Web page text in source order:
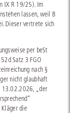
IX R 19/25). Im
lassen, weil B
Dieser vertrete sich
per beSt
Satz 3 FGO
nach §
nicht glaubhaft
13.02.2026, „der
die